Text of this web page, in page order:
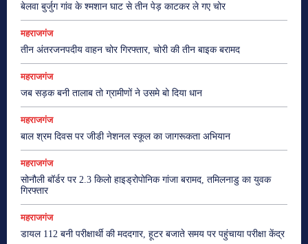
बेलवा बुर्जुग गांव के श्मशान घाट से तीन पेड़ काटकर ले गए चोर
महराजगंज
तीन अंतरजनपदीय वाहन चोर गिरफ्तार, चोरी की तीन बाइक बरामद
महराजगंज
जब सड़क बनी तालाब तो ग्रामीणों ने उसमे बो दिया धान
महराजगंज
बाल श्रम दिवस पर जीडी नेशनल स्कूल का जागरूकता अभियान
महराजगंज
सोनौली बॉर्डर पर 2.3 किलो हाइड्रोपोनिक गांजा बरामद, तमिलनाडु का युवक
गिरफ्तार
महराजगंज
डायल 112 बनी परीक्षार्थी की मददगार, हूटर बजाते समय पर पहुंचाया परीक्षा केंद्र